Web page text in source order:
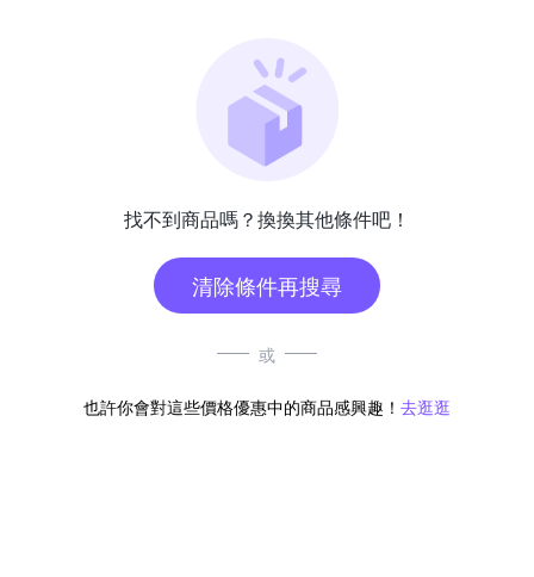
找不到商品嗎？換換其他條件吧！
清除條件再搜尋
或
也許你會對這些價格優惠中的商品感興趣！ 去逛逛